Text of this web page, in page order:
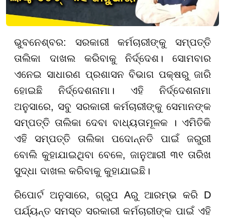
ଭୁବନେଶ୍ବର: ସରକାରୀ କର୍ମଚାରୀଙ୍କୁ ସମ୍ପତ୍ତି
ତାଲିକା ଦାଖଲ କରିବାକୁ ନିର୍ଦ୍ଦେଶ। ସୋମବାର
ଏନେଇ ସାଧାରଣ ପ୍ରଶାସନ ବିଭାଗ ପକ୍ଷରୁ ଜାରି
ହୋଇଛିନିର୍ଦ୍ଦେଶନାମା । ଏହି ନିର୍ଦ୍ଦେଶନାମା
ଅନୁସାରେ, ସବୁ ସରକାରୀ କର୍ମଚାରୀଙ୍କୁ ସେମାନଙ୍କ
ସମ୍ପତ୍ତି ତାଲିକା ଦେବା ବାଧ୍ୟତାମୂଳକ । ଏମିତିକି
ଏହି ସମ୍ପତ୍ତି ତାଲିକା ପଦୋନ୍ନତି ପାଇଁ ଜରୁରୀ
ବୋଲି କୁହାଯାଇଥିବା ବେଳେ, ଜାନୁଆରୀ ୩୧ ତାରିଖ
ସୁଦ୍ଧା ଦାଖଲ କରିବାକୁ କୁହାଯାଇଛି।
ରିପୋର୍ଟ ଅନୁସାରେ, ଗ୍ରୁପ Aରୁ ଆରମ୍ଭ କରି D
ପର୍ଯ୍ୟନ୍ତ ସମସ୍ତ ସରକାରୀ କର୍ମଚାରୀଙ୍କ ପାଇଁ ଏହି